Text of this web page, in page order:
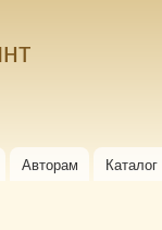
Авторам